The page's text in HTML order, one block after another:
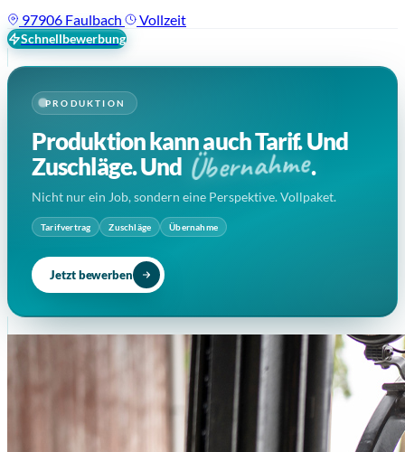
97906 Faulbach Vollzeit
Schnellbewerbung
PRODUKTION
Produktion kann auch Tarif. Und
Zuschläge. UndÜbernahme.
Nicht nur ein Job, sondern eine Perspektive. Vollpaket.
Tarifvertrag Zuschläge Übernahme
Jetzt bewerben